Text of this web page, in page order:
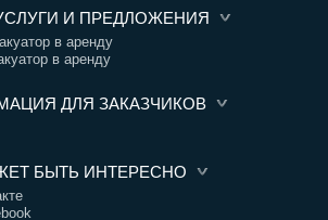
И ПРЕДЛОЖЕНИЯ
в аренду
в аренду
ДЛЯ ЗАКАЗЧИКОВ
БЫТЬ ИНТЕРЕСНО